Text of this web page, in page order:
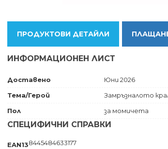
ПРОДУКТОВИ ДЕТАЙЛИ
ИНФОРМАЦИОНЕН ЛИСТ
Доставено
Юни 2026
Тема/Герой
Замръзналото
Пол
за момичета
СПЕЦИФИЧНИ СПРАВКИ
EAN138445484633177